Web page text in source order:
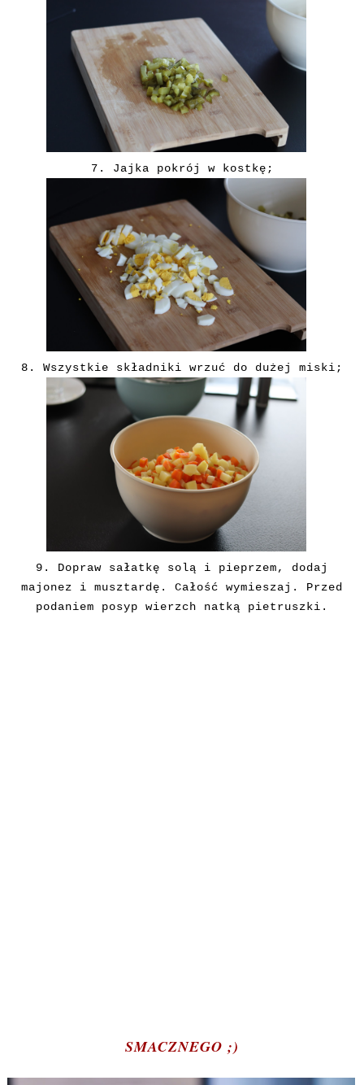
7. Jajka pokrój w kostkę;
8. Wszystkie składniki wrzuć do dużej miski;
9. Dopraw sałatkę solą i pieprzem, dodaj
majonez i musztardę. Całość wymieszaj. Przed
podaniem posyp wierzch natką pietruszki.
SMACZNEGO ;)